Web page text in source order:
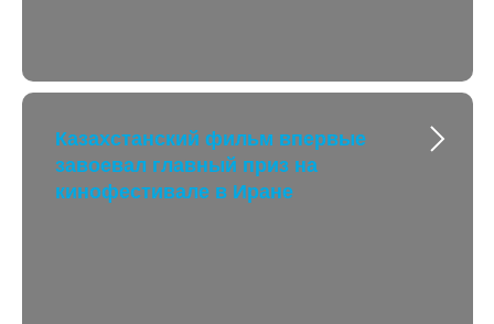
Казахстанский фильм впервые
завоевал главный приз на
кинофестивале в Иране